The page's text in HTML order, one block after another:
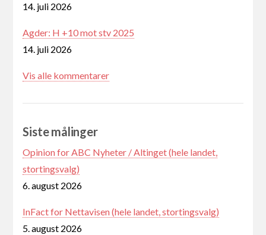
14. juli 2026
Agder: H +10 mot stv 2025
14. juli 2026
Vis alle kommentarer
Siste målinger
Opinion for ABC Nyheter / Altinget (hele landet,
stortingsvalg)
6. august 2026
InFact for Nettavisen (hele landet, stortingsvalg)
5. august 2026